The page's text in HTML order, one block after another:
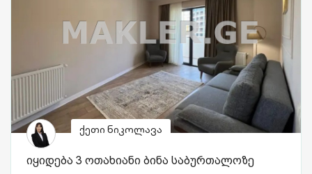
ქეთი ნიკოლავა
იყიდება 3 ოთახიანი ბინა საბურთალოზე